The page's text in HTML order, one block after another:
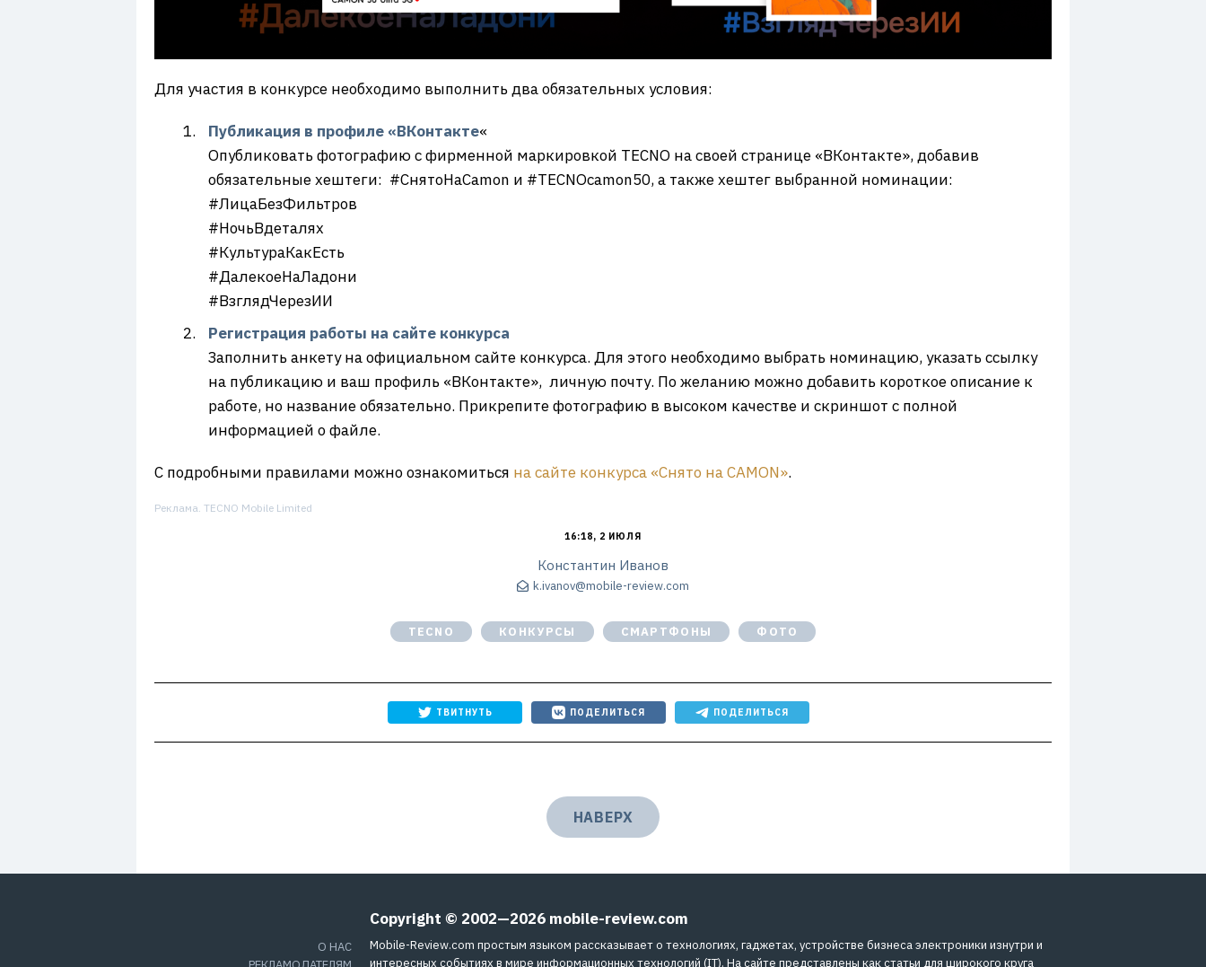
Для участия в конкурсе необходимо выполнить два обязательных условия:
Публикация в профиле «ВКонтакте«
Опубликовать фотографию с фирменной маркировкой TECNO на своей странице «ВКонтакте», добавив
обязательные хештеги: #СнятоНаCamon и #TECNOcamon50, а также хештег выбранной номинации:
#ЛицаБезФильтров
#НочьВдеталях
#КультураКакЕсть
#ДалекоеНаЛадони
#ВзглядЧерезИИ
Регистрация работы на сайте конкурса
Заполнить анкету на официальном сайте конкурса. Для этого необходимо выбрать номинацию, указать ссылку
на публикацию и ваш профиль «ВКонтакте», личную почту. По желанию можно добавить короткое описание к
работе, но название обязательно. Прикрепите фотографию в высоком качестве и скриншот с полной
информацией о файле.
С подробными правилами можно ознакомиться на сайте конкурса «Снято на CAMON».
Реклама. TECNO Mobile Limited
16:18, 2 ИЮЛЯ
Константин Иванов
k.ivanov@mobile-review.com
TECNO КОНКУРСЫ СМАРТФОНЫ ФОТО
ТВИТНУТЬ ПОДЕЛИТЬСЯ ПОДЕЛИТЬСЯ
НАВЕРХ
О НАС
Copyright © 2002—2026 mobile-review.com
Mobile-Review.com простым языком рассказывает о технологиях, гаджетах, устройстве бизнеса электроники изнутри и
интересных событиях в мире информационных технологий (IT). На сайте представлены как статьи для широкого круга